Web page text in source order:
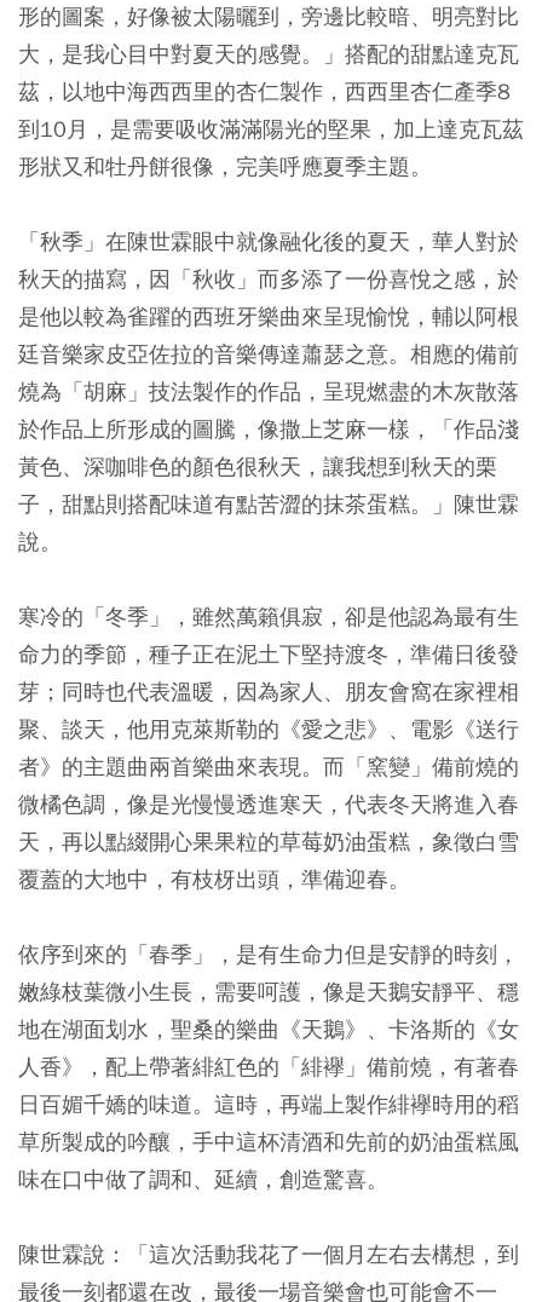
形的圖案，好像被太陽曬到，旁邊比較暗、明亮對比
大，是我心目中對夏天的感覺。」搭配的甜點達克瓦
茲，以地中海西西里的杏仁製作，西西里杏仁產季8
到10月，是需要吸收滿滿陽光的堅果，加上達克瓦茲
形狀又和牡丹餅很像，完美呼應夏季主題。
「秋季」在陳世霖眼中就像融化後的夏天，華人對於
秋天的描寫，因「秋收」而多添了一份喜悅之感，於
是他以較為雀躍的西班牙樂曲來呈現愉悅，輔以阿根
廷音樂家皮亞佐拉的音樂傳達蕭瑟之意。相應的備前
燒為「胡麻」技法製作的作品，呈現燃盡的木灰散落
於作品上所形成的圖騰，像撒上芝麻一樣，「作品淺
黃色、深咖啡色的顏色很秋天，讓我想到秋天的栗
子，甜點則搭配味道有點苦澀的抹茶蛋糕。」陳世霖
說。
寒冷的「冬季」，雖然萬籟俱寂，卻是他認為最有生
命力的季節，種子正在泥土下堅持渡冬，準備日後發
芽；同時也代表溫暖，因為家人、朋友會窩在家裡相
聚、談天，他用克萊斯勒的《愛之悲》、電影《送行
者》的主題曲兩首樂曲來表現。而「窯變」備前燒的
微橘色調，像是光慢慢透進寒天，代表冬天將進入春
天，再以點綴開心果果粒的草莓奶油蛋糕，象徵白雪
覆蓋的大地中，有枝枒出頭，準備迎春。
依序到來的「春季」，是有生命力但是安靜的時刻，
嫩綠枝葉微小生長，需要呵護，像是天鵝安靜平、穩
地在湖面划水，聖桑的樂曲《天鵝》、卡洛斯的《女
人香》，配上帶著緋紅色的「緋襷」備前燒，有著春
日百媚千嬌的味道。這時，再端上製作緋襷時用的稻
草所製成的吟釀，手中這杯清酒和先前的奶油蛋糕風
味在口中做了調和、延續，創造驚喜。
陳世霖說：「這次活動我花了一個月左右去構想，到
最後一刻都還在改，最後一場音樂會也可能會不一